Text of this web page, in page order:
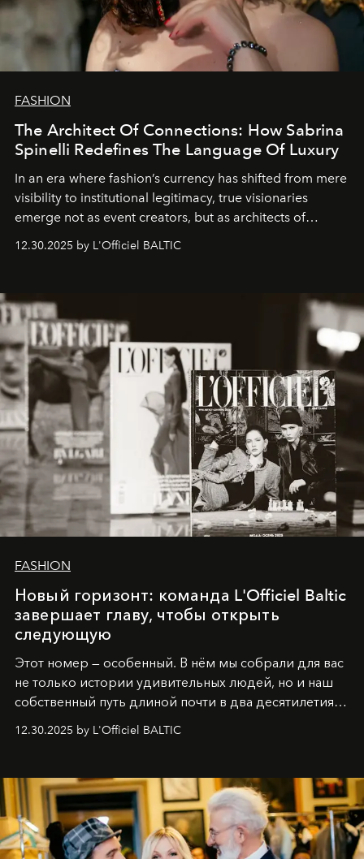
FASHION
The Architect Of Connections: How Sabrina
Spinelli Redefines The Language Of Luxury
In an era where fashion’s currency has shifted from mere
visibility to institutional legitimacy, true visionaries
emerge not as event creators, but as architects of
ecosystems.
Sabrina Spinelli
brand strategist with three decades of mastery in luxury,
framework where creativity, commerce, and culture
converge with surgical precision.
12.30.2025 by L'Officiel BALTIC
FASHION
Новый горизонт: команда L'Officiel Baltic
завершает главу, чтобы открыть
следующую
Этот номер — особенный. В нём мы собрали для вас
не только истории удивительных людей, но и наш
собственный путь длиной почти в два десятилетия.
Вместо привычного подведения итогов мы от всей
души говорим спасибо каждому, кто был с нами все
самыми искренними пожеланиями и теплом, ваша
командаL’Officiel Baltic .
12.30.2025 by L'Officiel BALTIC